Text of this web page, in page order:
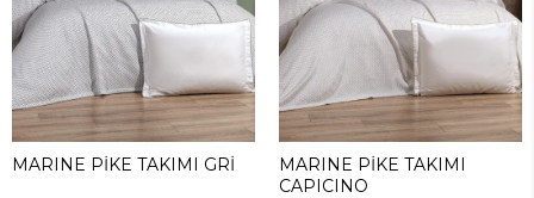
MARINE PİKE TAKIMI GRİ
MARINE PİKE TAKIMI
CAPICINO